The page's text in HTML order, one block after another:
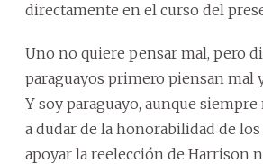
directamente en el curso del
Uno no quiere pensar mal, pero
paraguayos primero piensan mal
Y soy paraguayo, aunque
a dudar de la honorabilidad de los
apoyar la reelección de Harrison